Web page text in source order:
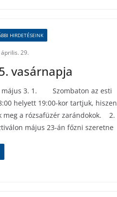
HIRDETÉSEINK
29.
vasárnapja
3. 1. Szombaton az esti
helyett 19:00-kor tartjuk, hiszen
meg a rózsafüzér zarándokok. 2.
május 23-án főzni szeretne